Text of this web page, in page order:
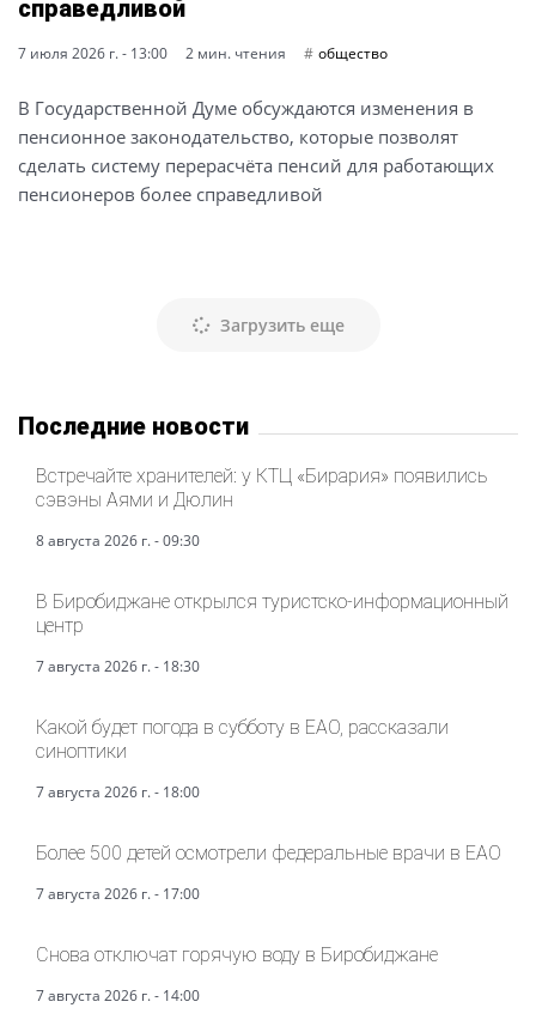
справедливой
7 июля 2026 г. - 13:00 2 мин. чтения общество
В Государственной Думе обсуждаются изменения в
пенсионное законодательство, которые позволят
сделать систему перерасчёта пенсий для работающих
пенсионеров более справедливой
Загрузить еще
Последние новости
Встречайте хранителей: у КТЦ «Бирария» появились
сэвэны Аями и Дюлин
8 августа 2026 г. - 09:30
В Биробиджане открылся туристско-информационный
центр
7 августа 2026 г. - 18:30
Какой будет погода в субботу в ЕАО, рассказали
синоптики
7 августа 2026 г. - 18:00
Более 500 детей осмотрели федеральные врачи в ЕАО
7 августа 2026 г. - 17:00
Снова отключат горячую воду в Биробиджане
7 августа 2026 г. - 14:00